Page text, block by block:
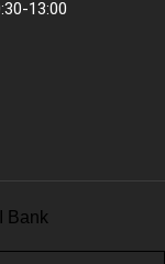
13:00